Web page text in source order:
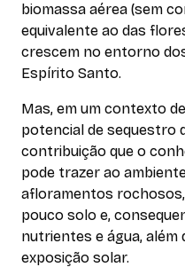
biomassa aérea (sem
equivalente ao das
crescem no entorno
Espírito Santo.
Mas, em um contexto
potencial de sequestro
contribuição que o
pode trazer ao
afloramentos
pouco solo e,
nutrientes e água,
exposição solar.